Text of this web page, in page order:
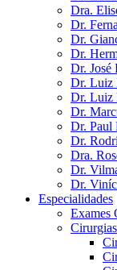
Dra.
Dr.
Dr.
Dr.
Dr. José
Dr. Luiz
Dr. Luiz
Dr.
Dr. Paul
Dr.
Dra.
Dr.
Dr.
Especialidades
Exames
Cirurgias